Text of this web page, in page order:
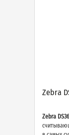
Zebra
Zebra